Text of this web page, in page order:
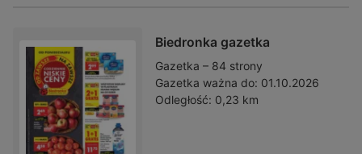
Biedronka gazetka
Gazetka – 84 strony
Gazetka ważna do: 01.10.2026
Odległość: 0,23 km